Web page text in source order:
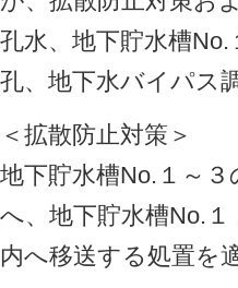
孔水、地下貯水槽
孔、地下水バイパス
＜拡散防止対策＞
地下貯水槽No.１～
へ、地下貯水槽No.
内へ移送する処置を